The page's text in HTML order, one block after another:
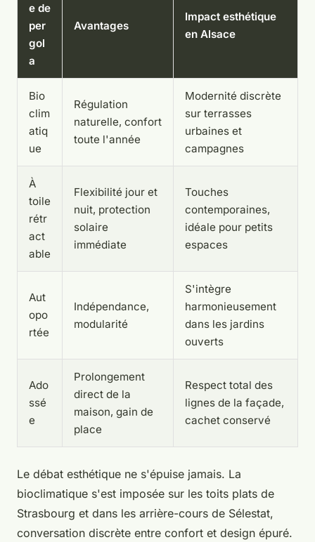
e de
per
gol
a
Avantages
Impact esthétique
en Alsace
Bio
clim
atiq
ue
Régulation
naturelle, confort
toute l'année
Modernité discrète
sur terrasses
urbaines et
campagnes
À
toile
rétr
act
able
Flexibilité jour et
nuit, protection
solaire
immédiate
Touches
contemporaines,
idéale pour petits
espaces
Aut
opo
rtée
Indépendance,
modularité
S'intègre
harmonieusement
dans les jardins
ouverts
Ado
ssé
e
Prolongement
direct de la
maison, gain de
place
Respect total des
lignes de la façade,
cachet conservé
Le débat esthétique ne s'épuise jamais. La
bioclimatique s'est imposée sur les toits plats de
Strasbourg et dans les arrière-cours de Sélestat,
conversation discrète entre confort et design épuré.